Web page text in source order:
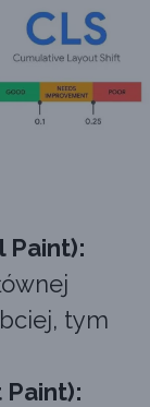
Paint):
tym